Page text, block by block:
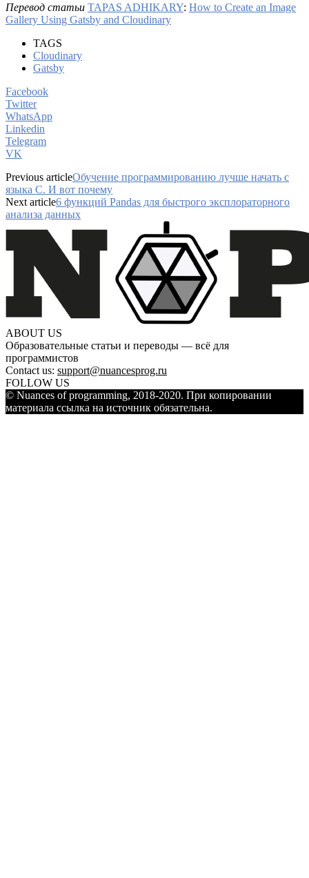
Перевод статьи TAPAS ADHIKARY: How to Create an Image
Gallery Using Gatsby and Cloudinary
TAGS
Cloudinary
Gatsby
Facebook
Twitter
WhatsApp
Linkedin
Telegram
VK
Previous articleОбучение программированию лучше начать с
языка С. И вот почему
Next article6 функций Pandas для быстрого эксплораторного
анализа данных
ABOUT US
Образовательные статьи и переводы — всё для
программистов
Contact us: support@nuancesprog.ru
FOLLOW US
© Nuances of programming, 2018-2020. При копировании
материала ссылка на источник обязательна.